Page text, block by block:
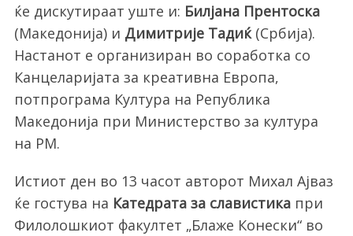
ќе дискутираат уште и: Билјана Прентоска
(Македонија) и Димитрије Тадиќ(Србија).
Настанот е организиран во соработка со
Канцеларијата за креативна Европа,
потпрограма Култура на Република
Македонија при Министерство за култура
на РМ.
Истиот ден во 13 часот авторот Михал Ајваз
ќе гостува на Катедрата за славистикапри
Филолошкиот факултет „Блаже Конески“ во